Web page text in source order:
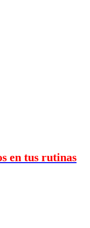
en tus rutinas